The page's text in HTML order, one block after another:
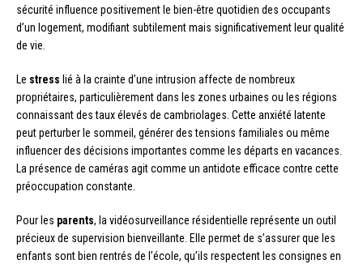
sécurité influence positivement le bien-être quotidien des occupants
d’un logement, modifiant subtilement mais significativement leur qualité
de vie.
Le stress lié à la crainte d’une intrusion affecte de nombreux
propriétaires, particulièrement dans les zones urbaines ou les régions
connaissant des taux élevés de cambriolages. Cette anxiété latente
peut perturber le sommeil, générer des tensions familiales ou même
influencer des décisions importantes comme les départs en vacances.
La présence de caméras agit comme un antidote efficace contre cette
préoccupation constante.
Pour les parents, la vidéosurveillance résidentielle représente un outil
précieux de supervision bienveillante. Elle permet de s’assurer que les
enfants sont bien rentrés de l’école, qu’ils respectent les consignes en